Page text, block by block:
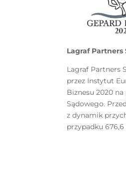
Lagraf Partners
Lagraf Partners
przez Instytut
Biznesu 2020
Sądowego.
z dynamik
przypadku 676,6